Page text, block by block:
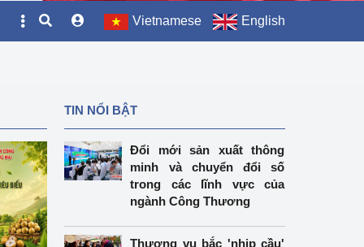
Vietnamese English
TIN NỔI BẬT
Đổi mới sản xuất thông
minh và chuyển đổi số
trong các lĩnh vực của
ngành Công Thương
Thương vụ bắc 'nhịp cầu'